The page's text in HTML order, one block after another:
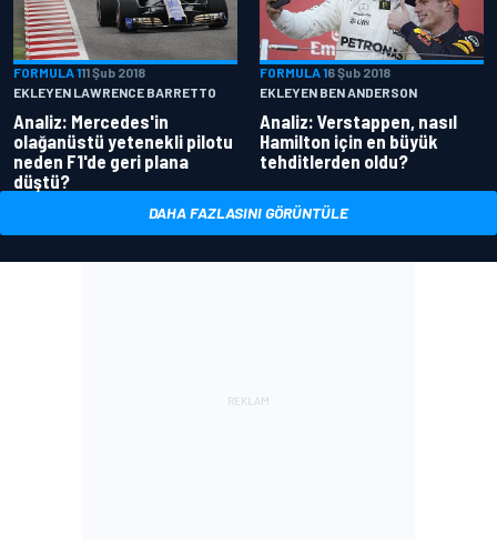
FORMULA 111 Şub 2018
EKLEYEN LAWRENCE BARRETTO
Analiz: Mercedes'in
olağanüstü yetenekli pilotu
neden F1'de geri plana
düştü?
FORMULA 16 Şub 2018
EKLEYEN BEN ANDERSON
Analiz: Verstappen, nasıl
Hamilton için en büyük
tehditlerden oldu?
DAHA FAZLASINI GÖRÜNTÜLE